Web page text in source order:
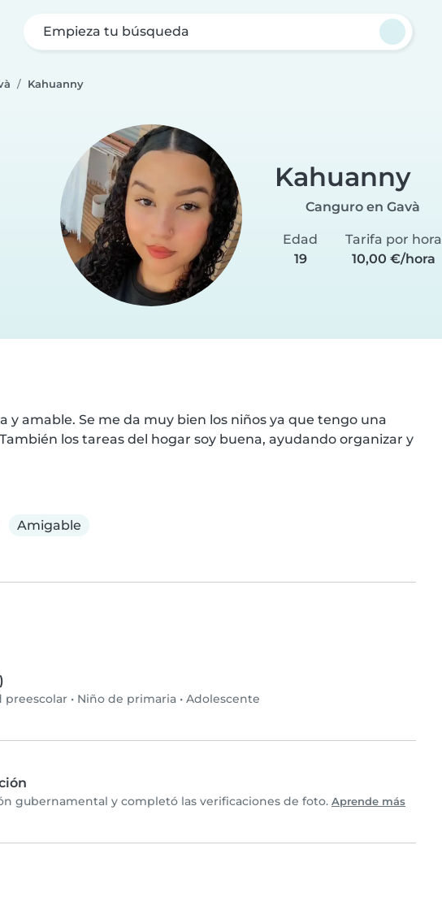
Empieza tu búsqueda
Kahuanny
Kahuanny
Canguro en Gavà
Edad
19
Tarifa por hora
10,00 €/hora
y amable. Se me da muy bien los niños ya que tengo una
los tareas del hogar soy buena, ayudando organizar y
Amigable
preescolar • Niño de primaria • Adolescente
gubernamental y completó las verificaciones de foto. Aprende más